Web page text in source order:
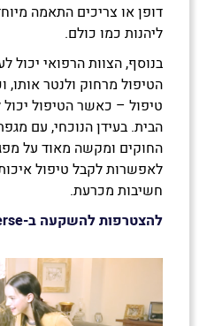
דופן או צריכים התאמה
ליהנות כמו כולם.
בנוסף, הצוות הרפואי יכול
הטיפול מרחוק ולנטר אותו,
טיפול – כאשר הטיפול
הבית. בעידן הנוכחי, עם
החוקים ומקשה מאוד על
לאפשרות לקבל טיפול
חשיבות מכרעת.
להצטרפות להשקעה ב-QNIverse